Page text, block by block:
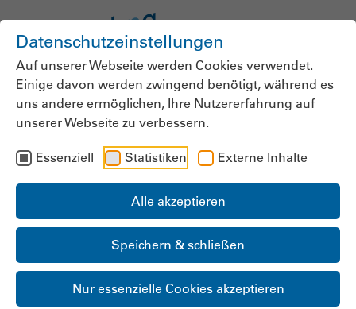
Datenschutzeinstellungen
Auf unserer Webseite werden Cookies verwendet.
Einige davon werden zwingend benötigt, während es
uns andere ermöglichen, Ihre Nutzererfahrung auf
unserer Webseite zu verbessern.
Essenziell Statistiken Externe Inhalte
Alle akzeptieren
Speichern & schließen
Nur essenzielle Cookies akzeptieren
Pflegebranche in
Sachsen-Anhalt setzt
auf Digitalisierung
Fachveranstaltung in Magdeburg diskutiert
Bürokratie